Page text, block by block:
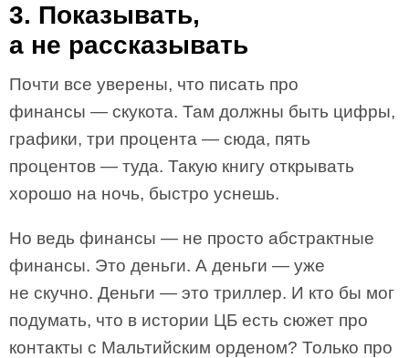
3. Показывать,
а не рассказывать
Почти все уверены, что писать про
финансы — скукота. Там должны быть цифры,
графики, три процента — сюда, пять
процентов — туда. Такую книгу открывать
хорошо на ночь, быстро уснешь.
Но ведь финансы — не просто абстрактные
финансы. Это деньги. А деньги — уже
не скучно. Деньги — это триллер. И кто бы мог
подумать, что в истории ЦБ есть сюжет про
контакты с Мальтийским орденом? Только про